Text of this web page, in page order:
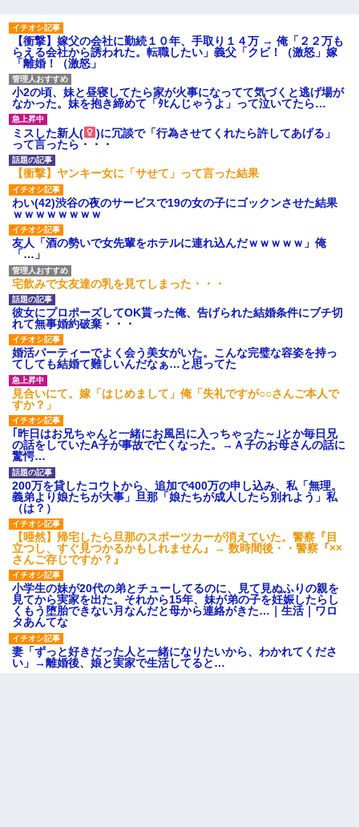
【衝撃】嫁父の会社に勤続１０年、手取り１４万 → 俺「２２万も
らえる会社から誘われた。転職したい」義父「クビ！（激怒」嫁
「離婚！（激怒」
小2の頃、妹と昼寝してたら家が火事になってて気づくと逃げ場が
なかった。妹を抱き締めて「ﾀﾋんじゃうよ」って泣いてたら…
ミスした新人(
)に冗談で「行為させてくれたら許してあげる」
って言ったら・・・
【衝撃】ヤンキー女に「サせて」って言った結果
わい(42)渋谷の夜のサービスで19の女の子にゴックンさせた結果
ｗｗｗｗｗｗｗｗ
友人「酒の勢いで女先輩をホテルに連れ込んだｗｗｗｗｗ」俺
「…」
宅飲みで女友達の乳を見てしまった・・・
彼女にプロポーズしてOK貰った俺、告げられた結婚条件にブチ切
れて無事婚約破棄・・・
婚活パーティーでよく会う美女がいた。こんな完璧な容姿を持っ
てしても結婚て難しいんだなぁ…と思ってた
見合いにて。嫁「はじめまして」俺「失礼ですが○○さんご本人で
すか？」
｢昨日はお兄ちゃんと一緒にお風呂に入っちゃった～｣とか毎日兄
の話をしていたA子が事故で亡くなった。→Ａ子のお母さんの話に
驚愕…
200万を貸したコウトから、追加で400万の申し込み、私「無理。
義弟より娘たちが大事」旦那「娘たちが成人したら別れよう」私
（は？）
【唖然】帰宅したら旦那のスポーツカーが消えていた。警察『目
立つし、すぐ見つかるかもしれません』→ 数時間後・・警察『××
さんご存じですか？』
小学生の妹が20代の弟とチューしてるのに、見て見ぬふりの親を
見てから実家を出た。それから15年、妹が弟の子を妊娠したらし
くもう堕胎できない月なんだと母から連絡がきた…｜生活｜ワロ
タあんてな
妻「ずっと好きだった人と一緒になりたいから、わかれてくださ
い」→離婚後、娘と実家で生活してると…